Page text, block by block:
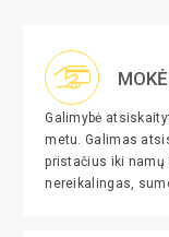
Galimybė
metu. Galimas
pristačius iki namų
nereikalingas,